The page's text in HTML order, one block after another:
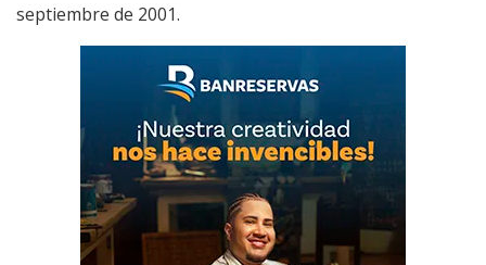
septiembre de 2001.